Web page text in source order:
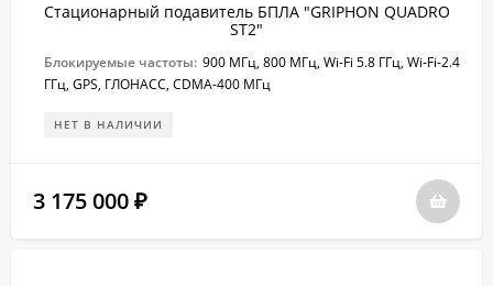
Стационарный подавитель БПЛА "GRIPHON QUADRO
ST2"
Блокируемые частоты: 900 МГц, 800 МГц, Wi-Fi 5.8 ГГц, Wi-Fi-2.4
ГГц, GPS, ГЛОНАСС, CDMA-400 МГц
НЕТ В НАЛИЧИИ
3 175 000 ₽